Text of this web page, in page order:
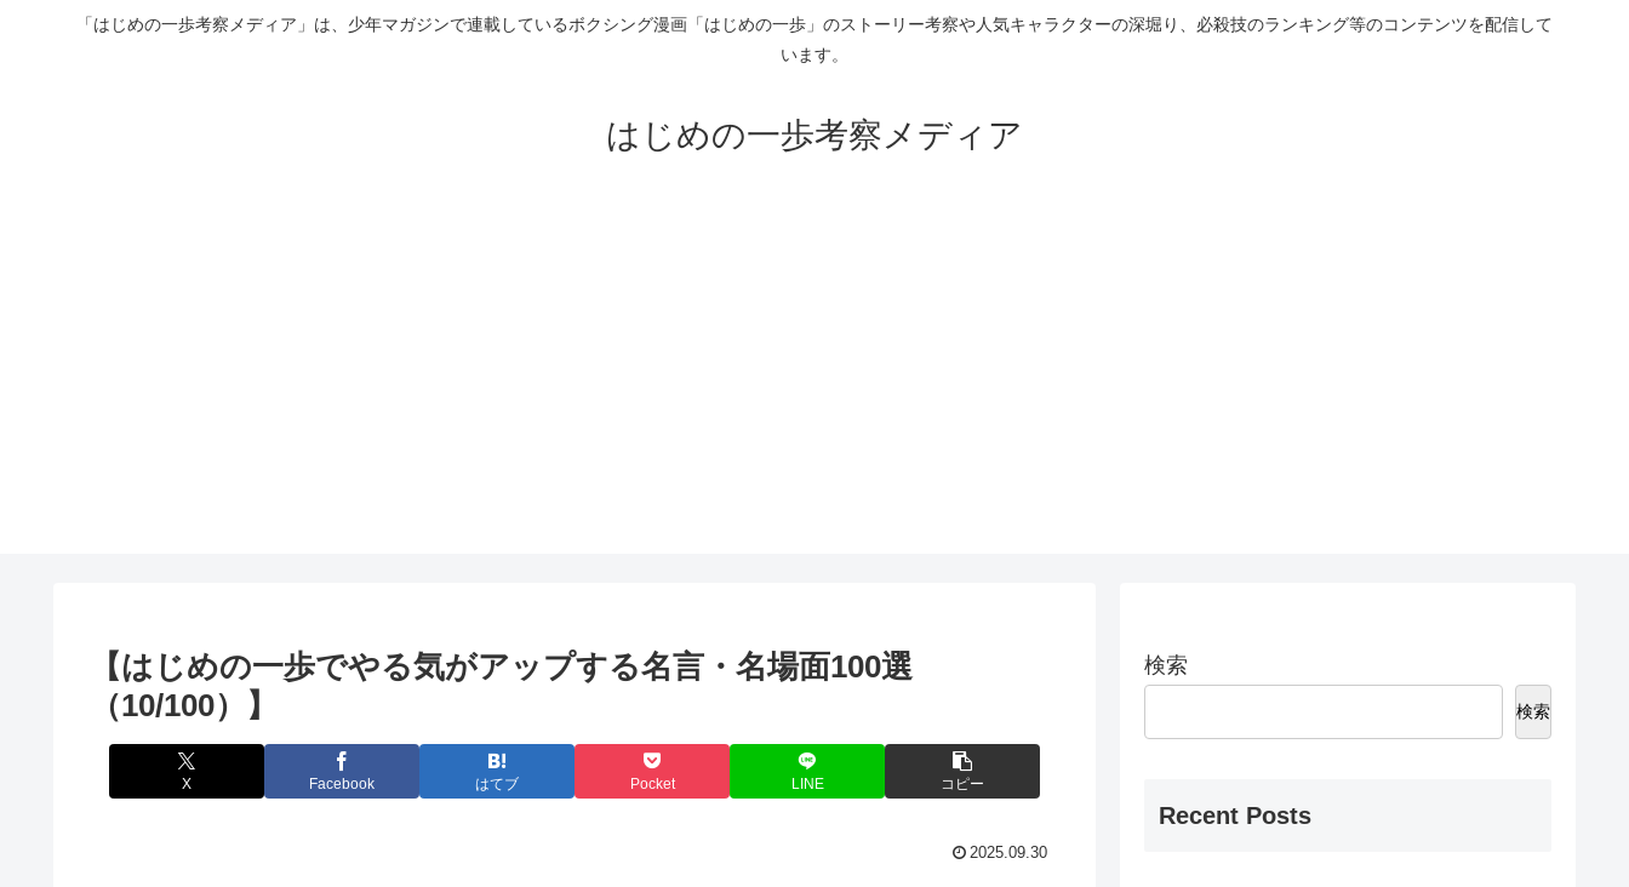
「はじめの一歩考察メディア」は、少年マガジンで連載しているボクシング漫画「はじめの一歩」のストーリー考察や人気キャラクターの深堀り、必殺技のランキング等のコンテンツを配信して
います。
はじめの一歩考察メディア
【はじめの一歩でやる気がアップする名言・名場面100選
（10/100）】
X Facebook はてブ Pocket LINE コピー
2025.09.30
検索
検索
Recent Posts